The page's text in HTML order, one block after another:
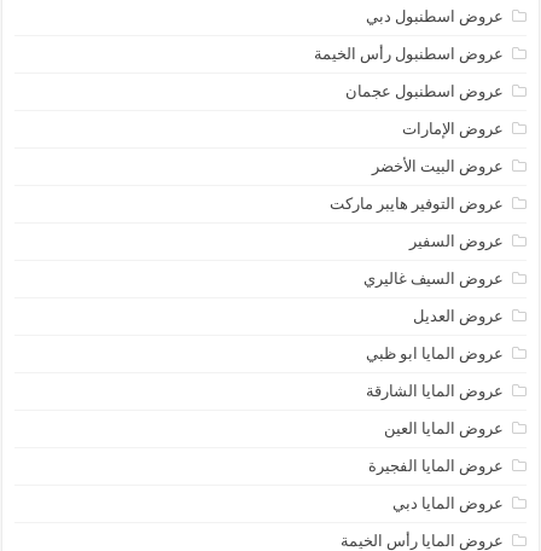
عروض اسطنبول دبي
عروض اسطنبول رأس الخيمة
عروض اسطنبول عجمان
عروض الإمارات
عروض البيت الأخضر
عروض التوفير هايبر ماركت
عروض السفير
عروض السيف غاليري
عروض العديل
عروض المايا ابو ظبي
عروض المايا الشارقة
عروض المايا العين
عروض المايا الفجيرة
عروض المايا دبي
عروض المايا رأس الخيمة